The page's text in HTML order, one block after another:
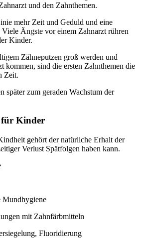
und den Zahnthemen.
mehr Zeit und Geduld und eine
Ängste vor einem Zahnarzt rühren
Kinder.
Zähneputzen groß werden und
kommen, sind die ersten Zahnthemen die
Zeit.
später zum geraden Wachstum der
für Kinder
gehört der natürliche Erhalt der
Verlust Spätfolgen haben kann.
Mundhygiene
mit Zahnfärbmitteln
Fluoridierung